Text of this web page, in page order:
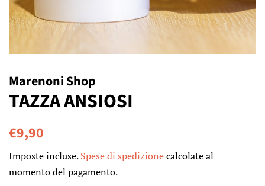
Marenoni Shop
TAZZA ANSIOSI
Prezzo
listino
€9,90
Imposte incluse.Spese di spedizionecalcolate al
momento del pagamento.